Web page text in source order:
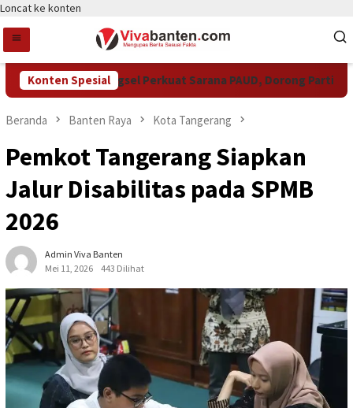
Loncat ke konten
Konten Spesial
Pemkot Tangsel Perkuat Sarana PAUD, Dorong Partisipasi
Beranda Banten Raya Kota Tangerang
Pemkot Tangerang Siapkan
Jalur Disabilitas pada SPMB
2026
Admin Viva Banten
Mei 11, 2026
443 Dilihat